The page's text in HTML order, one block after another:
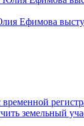
Ефимова
земельный